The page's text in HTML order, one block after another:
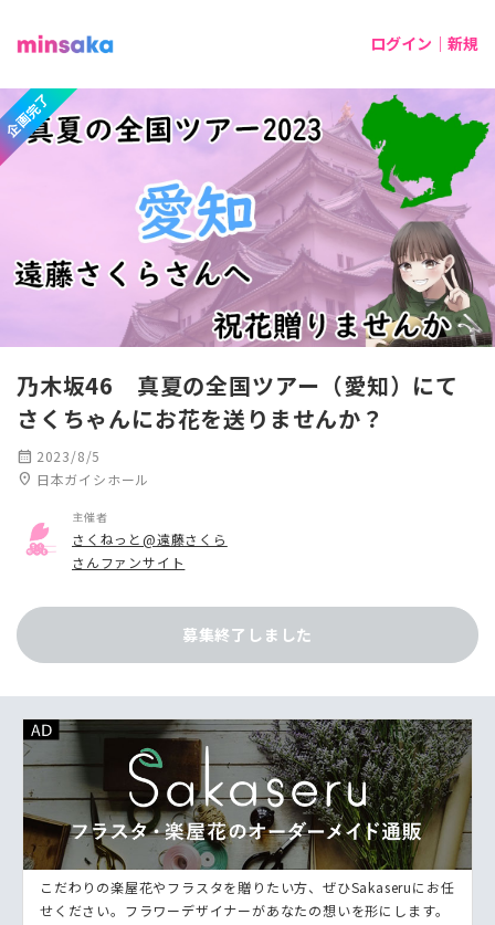
ログイン｜新規
企画完了
乃木坂46 真夏の全国ツアー（愛知）にて
さくちゃんにお花を送りませんか？
calendar_month 2023/8/5
location_on 日本ガイシホール
主催者
さくねっと@遠藤さくら
さんファンサイト
募集終了しました
こだわりの楽屋花やフラスタを贈りたい方、ぜひSakaseruにお任
せください。フラワーデザイナーがあなたの想いを形にします。